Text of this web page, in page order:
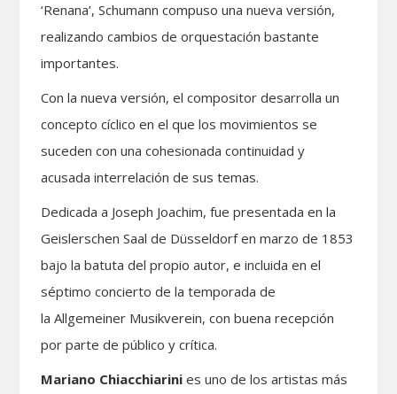
‘Renana’, Schumann compuso una nueva versión,
realizando cambios de orquestación bastante
importantes.
Con la nueva versión, el compositor desarrolla un
concepto cíclico en el que los movimientos se
suceden con una cohesionada continuidad y
acusada interrelación de sus temas.
Dedicada a Joseph Joachim, fue presentada en la
Geislerschen Saal de Düsseldorf en marzo de 1853
bajo la batuta del propio autor, e incluida en el
séptimo concierto de la temporada de
la Allgemeiner Musikverein, con buena recepción
por parte de público y crítica.
Mariano Chiacchiarinies uno de los artistas más